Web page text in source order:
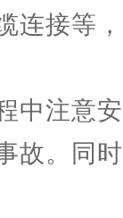
连接等
中注意
故。同